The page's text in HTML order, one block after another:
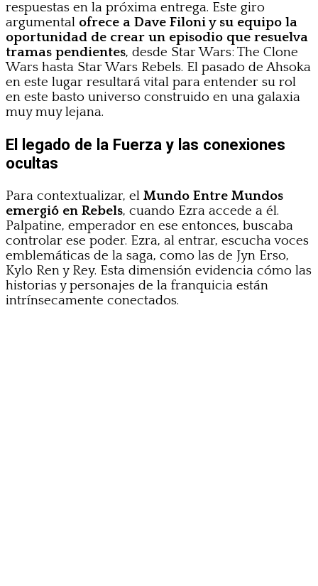
respuestas en la próxima entrega. Este giro
argumental ofrece a Dave Filoni y su equipo la
oportunidad de crear un episodio que resuelva
tramas pendientes, desde Star Wars: The Clone
Wars hasta Star Wars Rebels. El pasado de Ahsoka
en este lugar resultará vital para entender su rol
en este basto universo construido en una galaxia
muy muy lejana.
El legado de la Fuerza y las conexiones
ocultas
Para contextualizar, el Mundo Entre Mundos
emergió en Rebels, cuando Ezra accede a él.
Palpatine, emperador en ese entonces, buscaba
controlar ese poder. Ezra, al entrar, escucha voces
emblemáticas de la saga, como las de Jyn Erso,
Kylo Ren y Rey. Esta dimensión evidencia cómo las
historias y personajes de la franquicia están
intrínsecamente conectados.